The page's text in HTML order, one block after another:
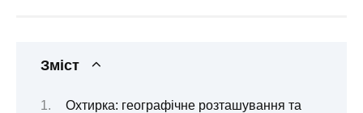
Зміст
Охтирка: географічне розташування та